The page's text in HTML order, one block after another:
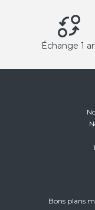
Échange 1
Bons plans